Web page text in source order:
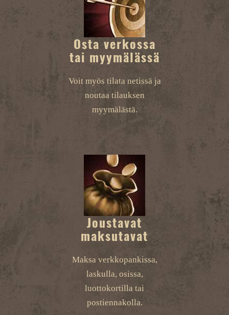
Osta verkossa
tai myymälässä
Voit myös tilata netissä ja
noutaa tilauksen
myymälästä.
Joustavat
maksutavat
Maksa verkkopankissa,
laskulla, osissa,
luottokortilla tai
postiennakolla.